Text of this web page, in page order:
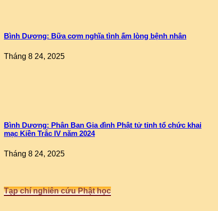
Bình Dương: Bữa cơm nghĩa tình ấm lòng bệnh nhân
Tháng 8 24, 2025
Bình Dương: Phân Ban Gia đình Phật tử tỉnh tổ chức khai
mạc Kiền Trắc IV năm 2024
Tháng 8 24, 2025
Tạp chí nghiên cứu Phật học